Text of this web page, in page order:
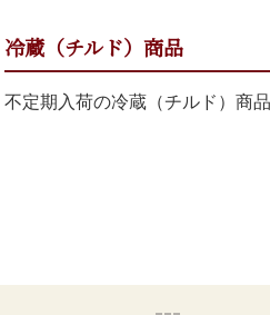
冷蔵（チルド）商品
不定期入荷の冷蔵（チルド）商